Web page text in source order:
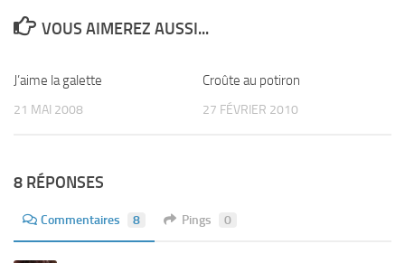
VOUS AIMEREZ AUSSI...
J’aime la galette
21 MAI 2008
Croûte au potiron
27 FÉVRIER 2010
8 RÉPONSES
Commentaires 8 Pings 0